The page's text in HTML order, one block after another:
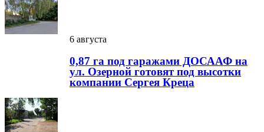
6 августа
0,87 га под гаражами ДОСААФ на
ул. Озерной готовят под высотки
компании Сергея Креца